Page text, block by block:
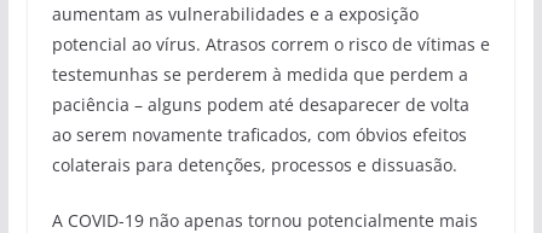
aumentam as vulnerabilidades e a exposição
potencial ao vírus. Atrasos correm o risco de vítimas e
testemunhas se perderem à medida que perdem a
paciência – alguns podem até desaparecer de volta
ao serem novamente traficados, com óbvios efeitos
colaterais para detenções, processos e dissuasão.
A COVID-19 não apenas tornou potencialmente mais